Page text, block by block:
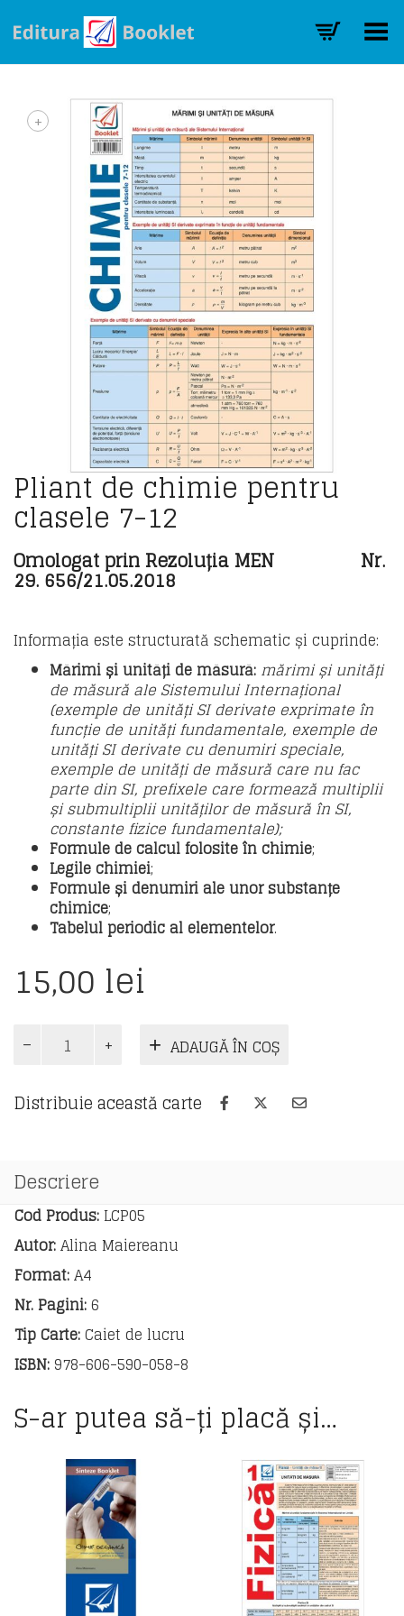
Toggle Menu
+
Pliant de chimie pentru
clasele 7-12
Omologat prin Rezoluția MEN Nr.
29. 656/21.05.2018
Informația este structurată schematic și cuprinde:
Mărimi și unități de măsură: mărimi și unități
de măsură ale Sistemului Internațional
(exemple de unități SI derivate exprimate în
funcție de unități fundamentale, exemple de
unități SI derivate cu denumiri speciale,
exemple de unități de măsură care nu fac
parte din SI, prefixele care formează multiplii
și submultiplii unităților de măsură în SI,
constante fizice fundamentale);
Formule de calcul folosite în chimie;
Legile chimiei;
Formule și denumiri ale unor substanțe
chimice;
Tabelul periodic al elementelor.
15,00 lei
Cantitate
Pliant
chimie
pentru
12
ADAUGĂ ÎN COȘ
Distribuie această carte
Descriere
Cod Produs: LCP05
Autor:Alina Maiereanu
Format:A4
Nr. Pagini:6
Tip Carte:Caiet de lucru
ISBN:978-606-590-058-8
S-ar putea să-ți placă și…